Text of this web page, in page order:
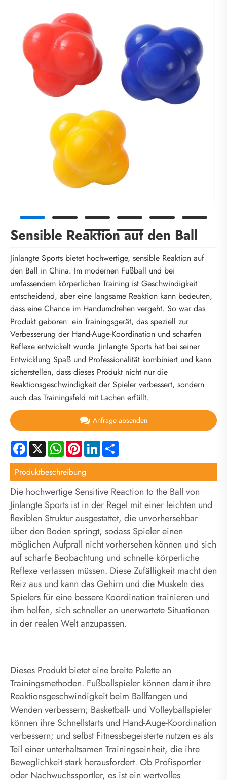
Sensible Reaktion auf den Ball
Jinlangte Sports bietet hochwertige, sensible Reaktion auf
den Ball in China. Im modernen Fußball und bei
umfassendem körperlichen Training ist Geschwindigkeit
entscheidend, aber eine langsame Reaktion kann bedeuten,
dass eine Chance im Handumdrehen vergeht. So war das
Produkt geboren: ein Trainingsgerät, das speziell zur
Verbesserung der Hand-Auge-Koordination und scharfen
Reflexe entwickelt wurde. Jinlangte Sports hat bei seiner
Entwicklung Spaß und Professionalität kombiniert und kann
sicherstellen, dass dieses Produkt nicht nur die
Reaktionsgeschwindigkeit der Spieler verbessert, sondern
auch das Trainingsfeld mit Lachen erfüllt.
Anfrage absenden
Facebook
X WhatsApp
PinterestLinkedIn
Produktbeschreibung
Die hochwertige Sensitive Reaction to the Ball von
Jinlangte Sports ist in der Regel mit einer leichten und
flexiblen Struktur ausgestattet, die unvorhersehbar
über den Boden springt, sodass Spieler einen
möglichen Aufprall nicht vorhersehen können und sich
auf scharfe Beobachtung und schnelle körperliche
Reflexe verlassen müssen. Diese Zufälligkeit macht den
Reiz aus und kann das Gehirn und die Muskeln des
Spielers für eine bessere Koordination trainieren und
ihm helfen, sich schneller an unerwartete Situationen
in der realen Welt anzupassen.
Dieses Produkt bietet eine breite Palette an
Trainingsmethoden. Fußballspieler können damit ihre
Reaktionsgeschwindigkeit beim Ballfangen und
Wenden verbessern; Basketball- und Volleyballspieler
können ihre Schnellstarts und Hand-Auge-Koordination
verbessern; und selbst Fitnessbegeisterte nutzen es als
Teil einer unterhaltsamen Trainingseinheit, die ihre
Beweglichkeit stark herausfordert. Ob Profisportler
oder Nachwuchssportler, es ist ein wertvolles